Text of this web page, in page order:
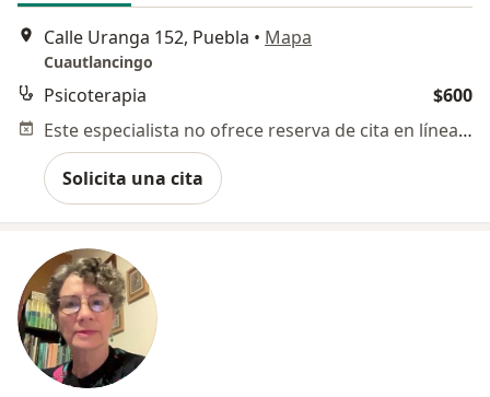
Calle Uranga 152, Puebla • Mapa
Cuautlancingo
Psicoterapia
$600
Este especialista no ofrece reserva de cita en línea en esta dirección.
Solicita una cita